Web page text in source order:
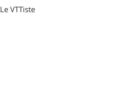
Le VTTiste